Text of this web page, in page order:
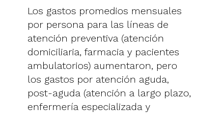
Los gastos promedios mensuales
por persona para las líneas de
atención preventiva (atención
domiciliaria, farmacia y pacientes
ambulatorios) aumentaron, pero
los gastos por atención aguda,
post-aguda (atención a largo plazo,
enfermería especializada y